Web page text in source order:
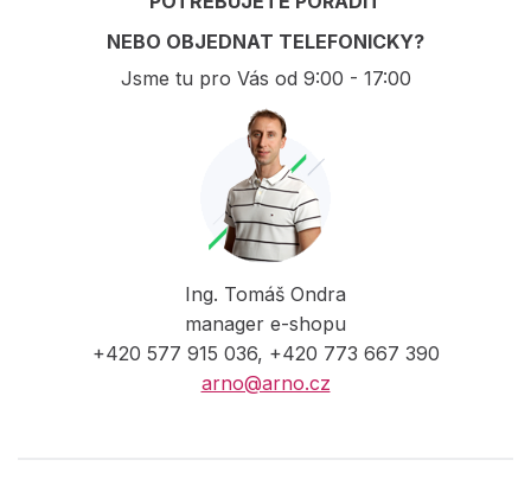
NEBO OBJEDNAT TELEFONICKY?
Jsme tu pro Vás od 9:00 - 17:00
Ing. Tomáš Ondra
manager e-shopu
+420 577 915 036, +420 773 667 390
arno@arno.cz